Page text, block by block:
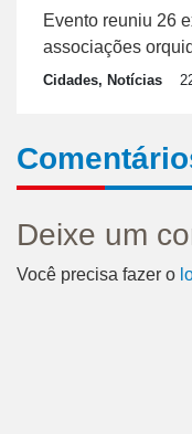
Evento reuniu 26
associações
Cidades, Notícias
Deixe um
Você precisa fazer o